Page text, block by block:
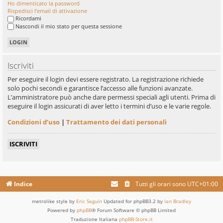
Ho dimenticato la password
Rispedisci l’email di attivazione
Ricordami
Nascondi il mio stato per questa sessione
Iscriviti
Per eseguire il login devi essere registrato. La registrazione richiede
solo pochi secondi e garantisce l’accesso alle funzioni avanzate.
L’amministratore può anche dare permessi speciali agli utenti. Prima di
eseguire il login assicurati di aver letto i termini d’uso e le varie regole.
Condizioni d’uso | Trattamento dei dati personali
ISCRIVITI
Indice Tutti gli orari sono UTC+01:00
metrolike style by Eric Seguin Updated for phpBB3.2 by Ian Bradley
Powered by phpBB® Forum Software © phpBB Limited
Traduzione Italiana phpBB-Store.it